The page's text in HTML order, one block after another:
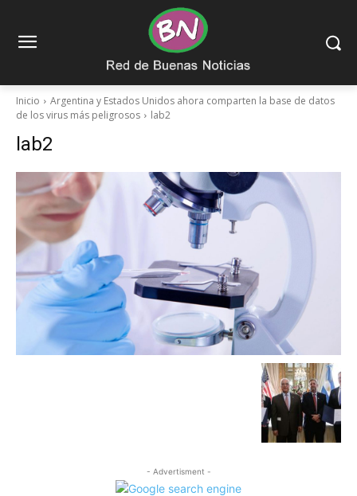
Inicio
Argentina y Estados Unidos ahora comparten la base de datos
de los virus más peligrosos
lab2
lab2
- Advertisment -